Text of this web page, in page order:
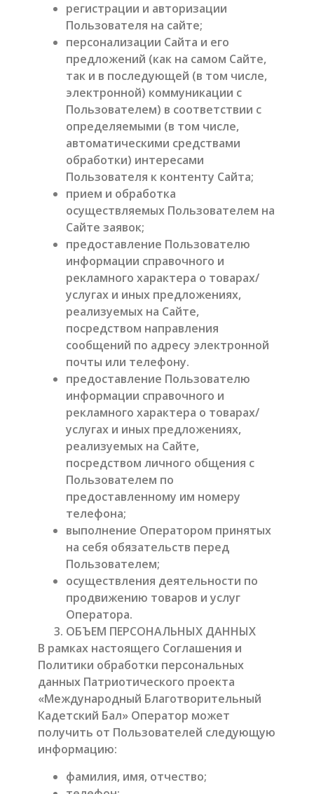
регистрации и авторизации
Пользователя на сайте;
персонализации Сайта и его
предложений (как на самом Сайте,
так и в последующей (в том числе,
электронной) коммуникации с
Пользователем) в соответствии с
определяемыми (в том числе,
автоматическими средствами
обработки) интересами
Пользователя к контенту Сайта;
прием и обработка
осуществляемых Пользователем на
Сайте заявок;
предоставление Пользователю
информации справочного и
рекламного характера о товарах/
услугах и иных предложениях,
реализуемых на Сайте,
посредством направления
сообщений по адресу электронной
почты или телефону.
предоставление Пользователю
информации справочного и
рекламного характера о товарах/
услугах и иных предложениях,
реализуемых на Сайте,
посредством личного общения с
Пользователем по
предоставленному им номеру
телефона;
выполнение Оператором принятых
на себя обязательств перед
Пользователем;
осуществления деятельности по
продвижению товаров и услуг
Оператора.
ОБЪЕМ ПЕРСОНАЛЬНЫХ ДАННЫХ
В рамках настоящего Соглашения и
Политики обработки персональных
данных Патриотического проекта
«Международный Благотворительный
Кадетский Бал» Оператор может
получить от Пользователей следующую
информацию:
фамилия, имя, отчество;